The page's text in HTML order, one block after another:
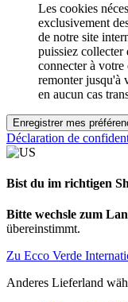
Les cookies
exclusivement
de notre site
puissiez collecter
connecter à
remonter jusqu'à
en aucun cas
Enregistrer mes
Déclaration de
Bist du im richtigen
Bitte wechsle zum
übereinstimmt.
Zu Ecco Verde
Anderes Lieferland